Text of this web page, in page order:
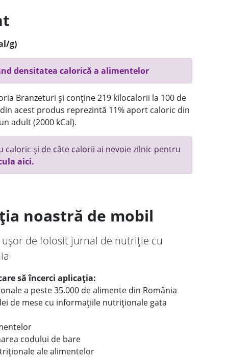
g)
densitatea calorică a alimentelor
Branzeturi și conține 219 kilocalorii la 100 de
acest produs reprezintă 11% aport caloric din
adult (2000 kCal).
caloric și de câte calorii ai nevoie zilnic pentru
aici.
noastră de mobil
ușor de folosit jurnal de nutriție cu
să încerci aplicația:
a peste 35.000 de alimente din România
de mese cu informațiile nutriționale gata
codului de bare
ale alimentelor